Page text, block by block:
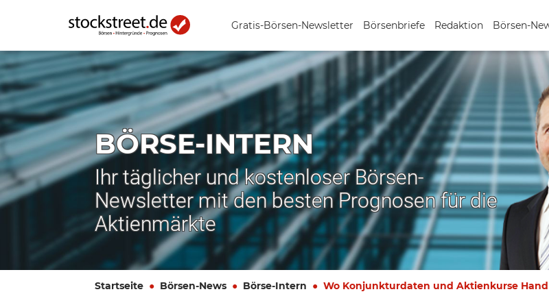
Gratis-Börsen-Newsletter Börsenbriefe Redaktion Börsen-
BÖRSE-INTERN
Ihr täglicher und kostenloser Börsen-
Newsletter mit den besten Prognosen für die
Aktienmärkte
Startseite Börsen-News Börse-Intern Wo Konjunkturdaten und Aktienkurse